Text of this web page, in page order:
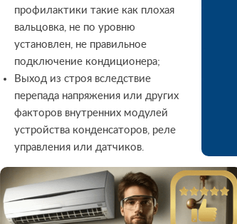
профилактики такие как плохая
вальцовка, не по уровню
установлен, не правильное
подключение кондиционера;
Выход из строя вследствие
перепада напряжения или других
факторов внутренних модулей
устройства конденсаторов, реле
управления или датчиков.